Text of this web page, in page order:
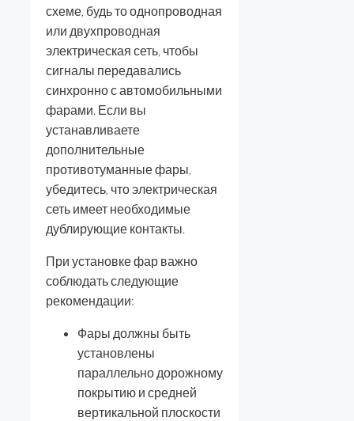
схеме, будь то однопроводная
или двухпроводная
электрическая сеть, чтобы
сигналы передавались
синхронно с автомобильными
фарами. Если вы
устанавливаете
дополнительные
противотуманные фары,
убедитесь, что электрическая
сеть имеет необходимые
дублирующие контакты.
При установке фар важно
соблюдать следующие
рекомендации:
Фары должны быть
установлены
параллельно дорожному
покрытию и средней
вертикальной плоскости